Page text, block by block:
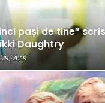
pași de tine”
Daughtry
2019